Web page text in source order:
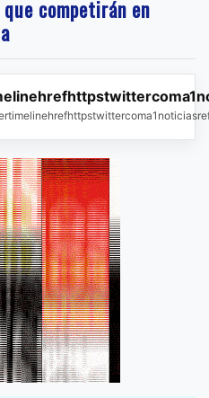
que competirán en